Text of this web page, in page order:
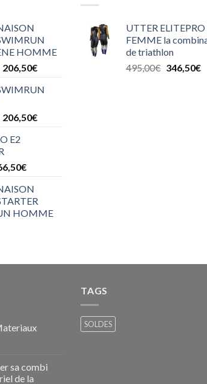
HOMME
206,50€
206,50€
E2
€
HOMME
UTTER ELITEPRO
FEMME la
de triathlon
495,00€ 346,50€
sa combi
de la
TAGS
SOLDES